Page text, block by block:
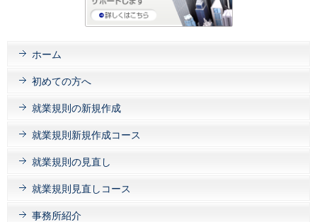
ホーム
初めての方へ
就業規則の新規作成
就業規則新規作成コース
就業規則の見直し
就業規則見直しコース
事務所紹介